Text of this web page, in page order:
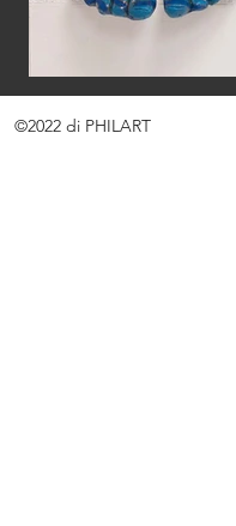
©2022 di PHILART